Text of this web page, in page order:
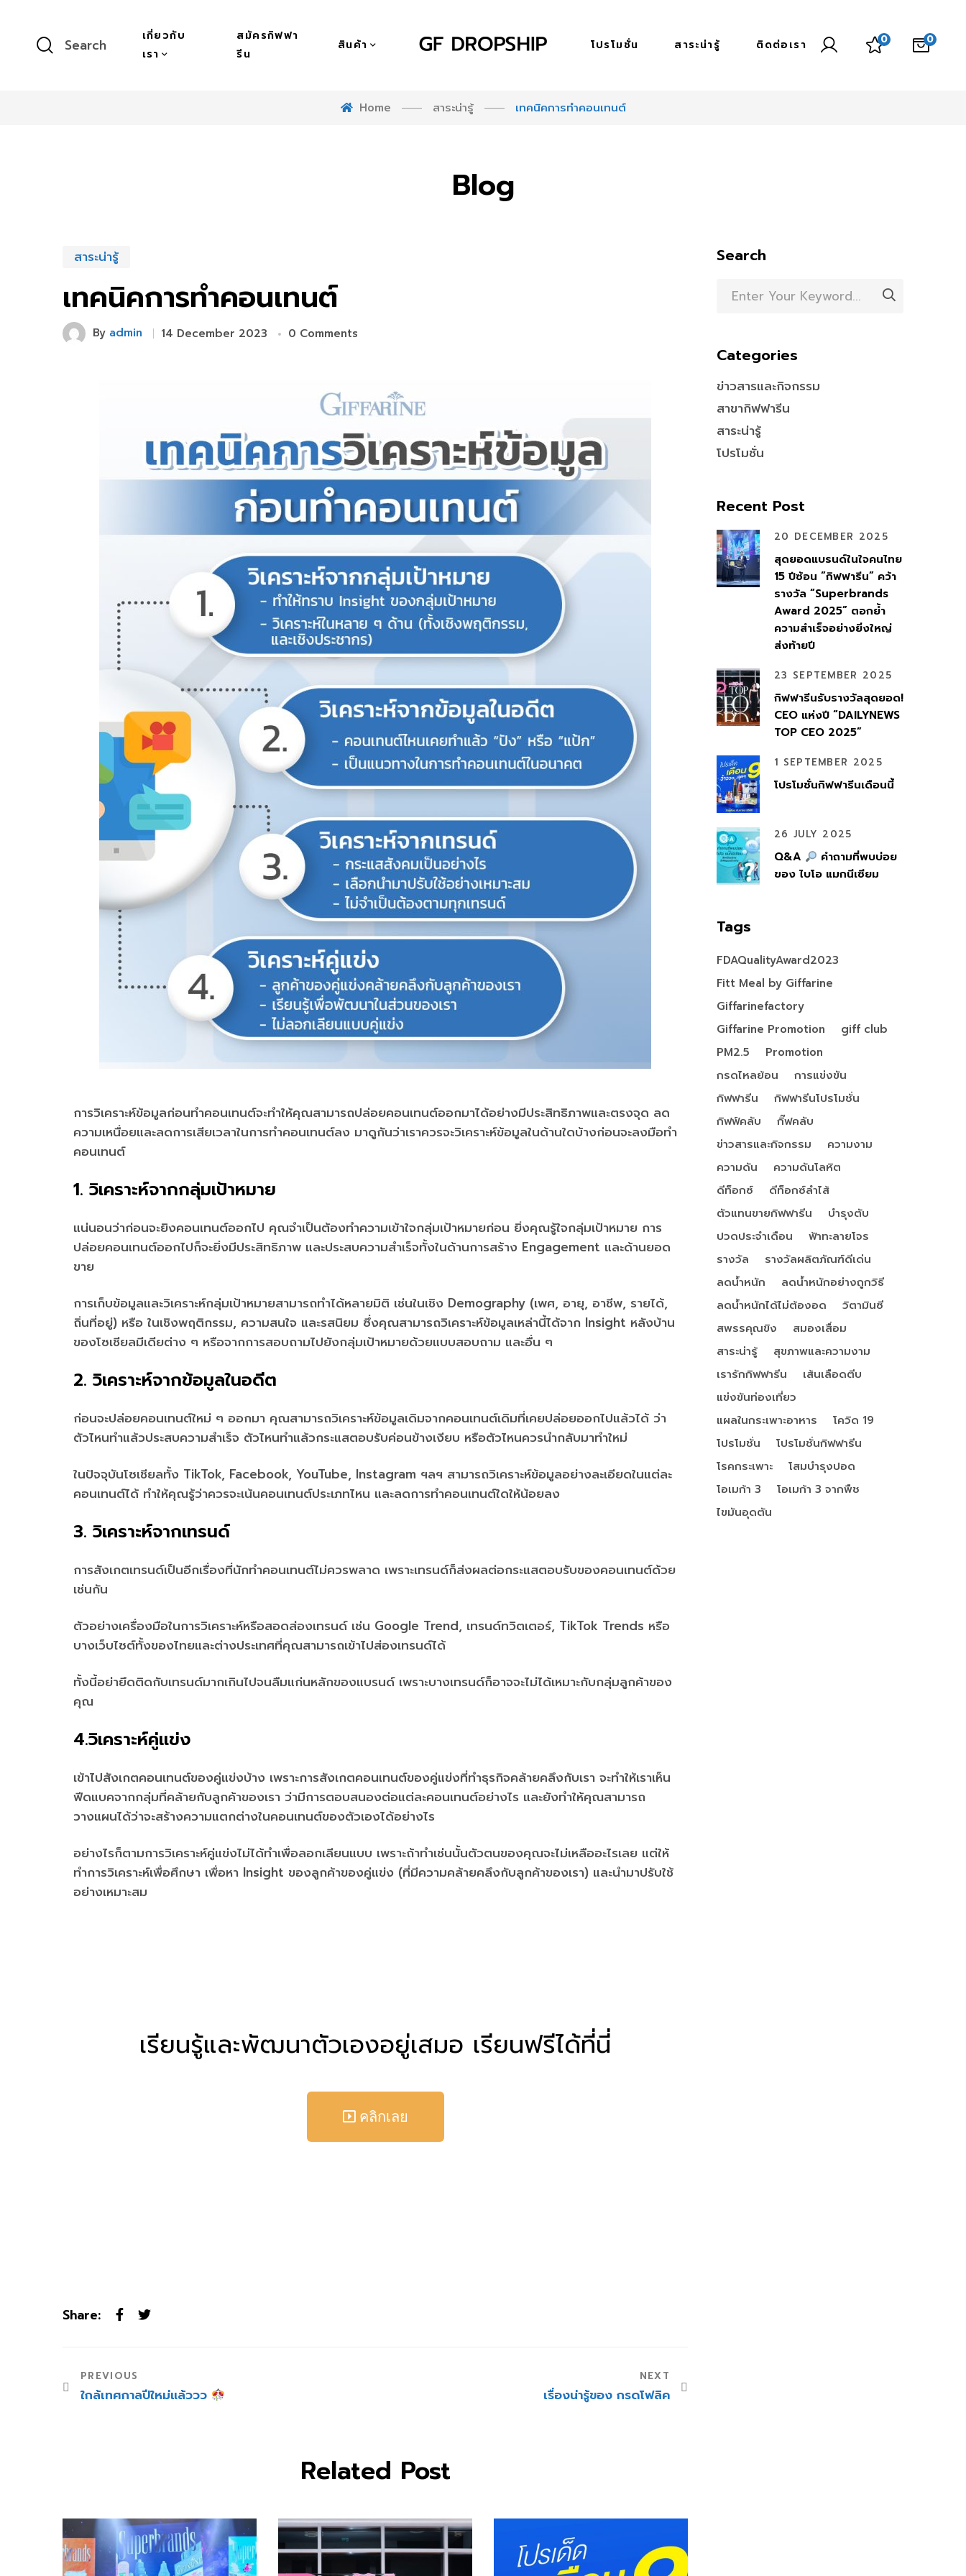
Search
เกี่ยวกับ
เรา
สมัครกิฟฟา
รีน
สินค้า โปรโมชั่น สาระน่ารู้ ติดต่อเรา 0 0
Home สาระน่ารู้ เทคนิคการทำคอนเทนต์
Blog
สาระน่ารู้
เทคนิคการทำคอนเทนต์
By admin 14 December 2023 0 Comments
การวิเคราะห์ข้อมูลก่อนทำคอนเทนต์จะทำให้คุณสามารถปล่อยคอนเทนต์ออกมาได้อย่างมีประสิทธิภาพและตรงจุด ลด
ความเหนื่อยและลดการเสียเวลาในการทำคอนเทนต์ลง มาดูกันว่าเราควรจะวิเคราะห์ข้อมูลในด้านใดบ้างก่อนจะลงมือทำ
คอนเทนต์
1. วิเคราะห์จากกลุ่มเป้าหมาย
แน่นอนว่าก่อนจะยิงคอนเทนต์ออกไป คุณจำเป็นต้องทำความเข้าใจกลุ่มเป้าหมายก่อน ยิ่งคุณรู้ใจกลุ่มเป้าหมาย การ
ปล่อยคอนเทนต์ออกไปก็จะยิ่งมีประสิทธิภาพ และประสบความสำเร็จทั้งในด้านการสร้าง Engagement และด้านยอด
ขาย
การเก็บข้อมูลและวิเคราะห์กลุ่มเป้าหมายสามารถทำได้หลายมิติ เช่นในเชิง Demography (เพศ, อายุ, อาชีพ, รายได้,
ถิ่นที่อยู่) หรือ ในเชิงพฤติกรรม, ความสนใจ และรสนิยม ซึ่งคุณสามารถวิเคราะห์ข้อมูลเหล่านี้ได้จาก Insight หลังบ้าน
ของโซเชียลมีเดียต่าง ๆ หรือจากการสอบถามไปยังกลุ่มเป้าหมายด้วยแบบสอบถาม และอื่น ๆ
2. วิเคราะห์จากข้อมูลในอดีต
ก่อนจะปล่อยคอนเทนต์ใหม่ ๆ ออกมา คุณสามารถวิเคราะห์ข้อมูลเดิมจากคอนเทนต์เดิมที่เคยปล่อยออกไปแล้วได้ ว่า
ตัวไหนทำแล้วประสบความสำเร็จ ตัวไหนทำแล้วกระแสตอบรับค่อนข้างเงียบ หรือตัวไหนควรนำกลับมาทำใหม่
ในปัจจุบันโซเชียลทั้ง TikTok, Facebook, YouTube, Instagram ฯลฯ สามารถวิเคราะห์ข้อมูลอย่างละเอียดในแต่ละ
คอนเทนต์ได้ ทำให้คุณรู้ว่าควรจะเน้นคอนเทนต์ประเภทไหน และลดการทำคอนเทนต์ใดให้น้อยลง
3. วิเคราะห์จากเทรนด์
การสังเกตเทรนด์เป็นอีกเรื่องที่นักทำคอนเทนต์ไม่ควรพลาด เพราะเทรนด์ก็ส่งผลต่อกระแสตอบรับของคอนเทนต์ด้วย
เช่นกัน
ตัวอย่างเครื่องมือในการวิเคราะห์หรือสอดส่องเทรนด์ เช่น Google Trend, เทรนด์ทวิตเตอร์, TikTok Trends หรือ
บางเว็บไซต์ทั้งของไทยและต่างประเทศที่คุณสามารถเข้าไปส่องเทรนด์ได้
ทั้งนี้อย่ายึดติดกับเทรนด์มากเกินไปจนลืมแก่นหลักของแบรนด์ เพราะบางเทรนด์ก็อาจจะไม่ได้เหมาะกับกลุ่มลูกค้าของ
คุณ
4.วิเคราะห์คู่แข่ง
เข้าไปสังเกตคอนเทนต์ของคู่แข่งบ้าง เพราะการสังเกตคอนเทนต์ของคู่แข่งที่ทำธุรกิจคล้ายคลึงกับเรา จะทำให้เราเห็น
ฟีดแบคจากกลุ่มที่คล้ายกับลูกค้าของเรา ว่ามีการตอบสนองต่อแต่ละคอนเทนต์อย่างไร และยังทำให้คุณสามารถ
วางแผนได้ว่าจะสร้างความแตกต่างในคอนเทนต์ของตัวเองได้อย่างไร
อย่างไรก็ตามการวิเคราะห์คู่แข่งไม่ได้ทำเพื่อลอกเลียนแบบ เพราะถ้าทำเช่นนั้นตัวตนของคุณจะไม่เหลืออะไรเลย แต่ให้
ทำการวิเคราะห์เพื่อศึกษา เพื่อหา Insight ของลูกค้าของคู่แข่ง (ที่มีความคล้ายคลึงกับลูกค้าของเรา) และนำมาปรับใช้
อย่างเหมาะสม
เรียนรู้และพัฒนาตัวเองอยู่เสมอ เรียนฟรีได้ที่นี่
คลิกเลย
Share:
PREVIOUS
ใกล้เทศกาลปีใหม่แล้ววว
NEXT
เรื่องน่ารู้ของ กรดโฟลิค
Related Post
Search
Categories
ข่าวสารและกิจกรรม
สาขากิฟฟารีน
สาระน่ารู้
โปรโมชั่น
Recent Post
20 DECEMBER 2025
สุดยอดแบรนด์ในใจคนไทย
15 ปีซ้อน “กิฟฟารีน” คว้า
รางวัล “Superbrands
Award 2025” ตอกย้ำ
ความสำเร็จอย่างยิ่งใหญ่
ส่งท้ายปี
23 SEPTEMBER 2025
กิฟฟารีนรับรางวัลสุดยอด!
CEO แห่งปี “DAILYNEWS
TOP CEO 2025”
1 SEPTEMBER 2025
โปรโมชั่นกิฟฟารีนเดือนนี้
26 JULY 2025
Q&A
คำถามที่พบบ่อย
ของ ไบโอ แมกนีเซียม
Tags
FDAQualityAward2023
Fitt Meal by Giffarine
Giffarinefactory
Giffarine Promotion
giff club
PM2.5
Promotion
กรดไหลย้อน
การแข่งขัน
กิฟฟารีน
กิฟฟารีนโปรโมชั่น
กิฟฟ์คลับ
กิ๊ฟคลับ
ข่าวสารและกิจกรรม
ความงาม
ความดัน
ความดันโลหิต
ดีท็อกซ์
ดีท็อกซ์ลำไส้
ตัวแทนขายกิฟฟารีน
บำรุงตับ
ปวดประจำเดือน
ฟ้าทะลายโจร
รางวัล
รางวัลผลิตภัณฑ์ดีเด่น
ลดน้ำหนัก
ลดน้ำหนักอย่างถูกวิธี
ลดน้ำหนักได้ไม่ต้องอด
วิตามินซี
สพรรคุณขิง
สมองเสื่อม
สาระน่ารู้
สุขภาพและความงาม
เรารักกิฟฟารีน
เส้นเลือดตีบ
แข่งขันท่องเที่ยว
แผลในกระเพาะอาหาร
โควิด 19
โปรโมชั่น
โปรโมชั่นกิฟฟารีน
โรคกระเพาะ
โสมบำรุงปอด
โอเมก้า 3
โอเมก้า 3 จากพืช
ไขมันอุดตัน